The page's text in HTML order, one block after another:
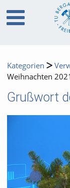
Kategorien
Weihnachten